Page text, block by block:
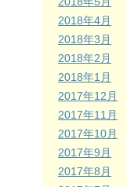
2018年4月
2018年3月
2018年2月
2018年1月
2017年12月
2017年11月
2017年10月
2017年9月
2017年8月